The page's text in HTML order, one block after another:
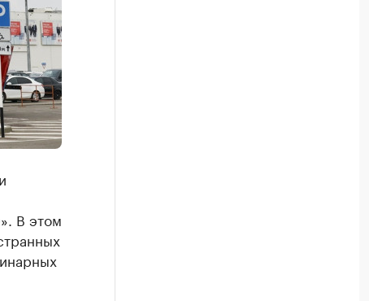
В этом